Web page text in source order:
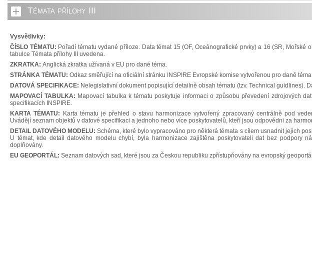
Témata přílohy III
Vysvětlivky:
ČÍSLO TÉMATU: Pořadí tématu vydané příloze. Data témat 15 (OF, Oceánografické prvky) a 16 (SR, Mořské
tabulce Témata přílohy III uvedena.
ZKRATKA: Anglická zkratka užívaná v EU pro dané téma.
STRÁNKA TÉMATU: Odkaz směřující na oficiální stránku INSPIRE Evropské komise vytvořenou pro dané
DATOVÁ SPECIFIKACE: Nelegislativní dokument popisující detailně obsah tématu (tzv. Technical guidlines).
MAPOVACÍ TABULKA: Mapovací tabulka k tématu poskytuje informaci o způsobu převedení zdrojových
specifikacích INSPIRE.
KARTA TÉMATU:
Karta tématu je přehled o stavu harmonizace vytvořený zpracovaný centrálně pod
Uvádějí seznam objektů v datové specifikaci a jednoho nebo více poskytovatelů, kteří jsou odpovědni za
DETAIL DATOVÉHO MODELU:Schéma, které bylo vypracováno pro některá témata s cílem usnadnit jejich
U témat, kde detail datového modelu chybí, byla harmonizace zajištěna poskytovateli dat bez podpory
doplňovány.
EU GEOPORTÁL: Seznam datových sad, které jsou za Českou republiku zpřístupňovány na evropský